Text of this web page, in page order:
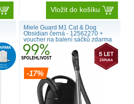
Vložit do košíku
Miele Guard M1 Cat & Dog
Obsidian černá - 12562270 +
voucher na balení sáčků zdarma
-17%